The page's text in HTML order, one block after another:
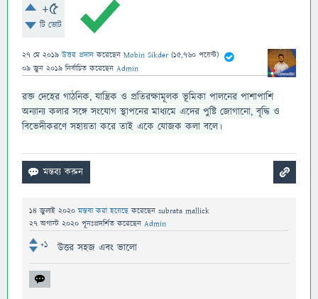
+5
টি ভোট
27 মে 2019 উত্তর প্রদান করেছেন Mobin Sikder (15,760 পয়েন্ট)
09 জুন 2019 নির্বাচিত করেছেন Admin
রক্ত দেহের গাঠনিক, যান্ত্রিক ও প্রতিরক্ষামূলক ভূমিকা পালনের পাশাপাশি
অন্যান্য কলার সঙ্গে সংযোগ স্থাপনের মাধ্যমে এদের পুষ্টি জোগানো, বৃদ্ধি ও
বিভেদীকরণে সহায়তা করে তাই একে যোজক কলা বলে।
14 জুলাই 2020 মন্তব্য করা হয়েছেকরেছেন subrata mallick
27 অগাস্ট 2020 পূনঃপ্রদর্শিত করেছেন Admin
+1 উত্তর সহজ এবং ভালো